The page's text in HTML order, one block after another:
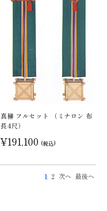
真榊 フルセット （ミナロン 布
長4尺）
¥191,100 (税込)
1 2 次へ 最後へ